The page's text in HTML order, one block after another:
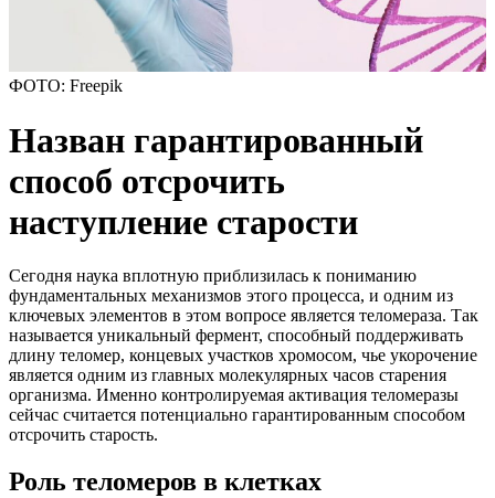
ФОТО: Freepik
Назван гарантированный
способ отсрочить
наступление старости
Сегодня наука вплотную приблизилась к пониманию
фундаментальных механизмов этого процесса, и одним из
ключевых элементов в этом вопросе является теломераза. Так
называется уникальный фермент, способный поддерживать
длину теломер, концевых участков хромосом, чье укорочение
является одним из главных молекулярных часов старения
организма. Именно контролируемая активация теломеразы
сейчас считается потенциально гарантированным способом
отсрочить старость.
Роль теломеров в клетках